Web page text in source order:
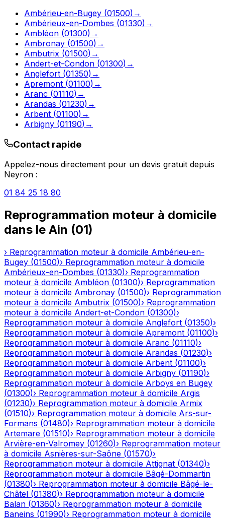
Ambérieu-en-Bugey (01500) →
Ambérieux-en-Dombes (01330) →
Ambléon (01300) →
Ambronay (01500) →
Ambutrix (01500) →
Andert-et-Condon (01300) →
Anglefort (01350) →
Apremont (01100) →
Aranc (01110) →
Arandas (01230) →
Arbent (01100) →
Arbigny (01190) →
Contact rapide
Appelez-nous directement pour un devis gratuit depuis
Neyron :
01 84 25 18 80
Reprogrammation moteur à domicile
dans le Ain (01)
› Reprogrammation moteur à domicile Ambérieu-en-
Bugey (01500)› Reprogrammation moteur à domicile
Ambérieux-en-Dombes (01330)› Reprogrammation
moteur à domicile Ambléon (01300)› Reprogrammation
moteur à domicile Ambronay (01500)› Reprogrammation
moteur à domicile Ambutrix (01500)› Reprogrammation
moteur à domicile Andert-et-Condon (01300)›
Reprogrammation moteur à domicile Anglefort (01350)›
Reprogrammation moteur à domicile Apremont (01100)›
Reprogrammation moteur à domicile Aranc (01110)›
Reprogrammation moteur à domicile Arandas (01230)›
Reprogrammation moteur à domicile Arbent (01100)›
Reprogrammation moteur à domicile Arbigny (01190)›
Reprogrammation moteur à domicile Arboys en Bugey
(01300)› Reprogrammation moteur à domicile Argis
(01230)› Reprogrammation moteur à domicile Armix
(01510)› Reprogrammation moteur à domicile Ars-sur-
Formans (01480)› Reprogrammation moteur à domicile
Artemare (01510)› Reprogrammation moteur à domicile
Arvière-en-Valromey (01260)› Reprogrammation moteur
à domicile Asnières-sur-Saône (01570)›
Reprogrammation moteur à domicile Attignat (01340)›
Reprogrammation moteur à domicile Bâgé-Dommartin
(01380)› Reprogrammation moteur à domicile Bâgé-le-
Châtel (01380)› Reprogrammation moteur à domicile
Balan (01360)› Reprogrammation moteur à domicile
Baneins (01990)› Reprogrammation moteur à domicile